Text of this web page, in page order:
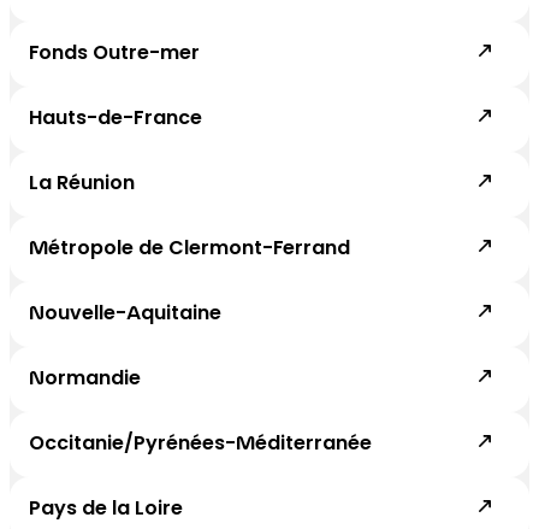
Fonds Outre-mer
Métropole de Clermont-Ferrand
Pays de la Loire
Occitanie/Pyrénées-Méditerranée
Nouvelle-Aquitaine
Hauts-de-France
La Réunion
Normandie